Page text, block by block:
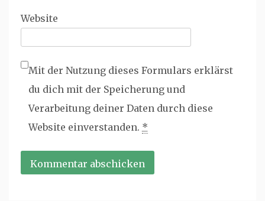
Website
Mit der Nutzung dieses Formulars erklärst
du dich mit der Speicherung und
Verarbeitung deiner Daten durch diese
Website einverstanden. *